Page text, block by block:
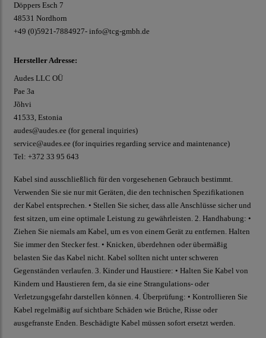
Döppers Esch 7
48531 Nordhorn
+49 (0)5921-7884927- info@tcg-gmbh.de
Hersteller Adresse:
Audes LLC OÜ
Pae 3a
Jõhvi
41533, Estonia
audes@audes.ee (for general inquiries)
service@audes.ee (for inquiries regarding service and maintenance)
Tel: +372 33 95 643
Kabel sind ausschließlich für den vorgesehenen Gebrauch bestimmt.
Verwenden Sie sie nur mit Geräten, die den technischen Spezifikationen
der Kabel entsprechen. • Stellen Sie sicher, dass alle Anschlüsse sicher und
fest sitzen, um eine optimale Leistung zu gewährleisten. 2. Handhabung: •
Ziehen Sie niemals am Kabel, um es von einem Gerät zu entfernen. Halten
Sie immer den Stecker fest. • Knicken, überdehnen oder übermäßig
belasten Sie das Kabel nicht. Kabel sollten nicht unter schweren
Gegenständen verlaufen. 3. Kinder und Haustiere: • Halten Sie Kabel von
Kindern und Haustieren fern, da sie eine Strangulations- oder
Verletzungsgefahr darstellen können. 4. Überprüfung: • Kontrollieren Sie
Kabel regelmäßig auf sichtbare Schäden wie Brüche, Risse oder
ausgefranste Enden. Beschädigte Kabel müssen sofort ersetzt werden.